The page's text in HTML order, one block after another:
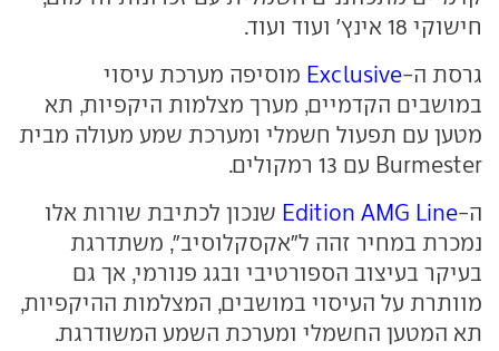
חישוקי 18 אינץ' ועוד ועוד.
גרסת ה-Exclusive מוסיפה מערכת עיסוי
במושבים הקדמיים, מערך מצלמות היקפיות, תא
מטען עם תפעול חשמלי ומערכת שמע מעולה מבית
Burmester עם 13 רמקולים.
ה-Edition AMG Line שנכון לכתיבת שורות אלו
נמכרת במחיר זהה ל"אקסקלוסיב", משתדרגת
בעיקר בעיצוב הספורטיבי ובגג פנורמי, אך גם
מוותרת על העיסוי במושבים, המצלמות ההיקפיות,
תא המטען החשמלי ומערכת השמע המשודרגת.